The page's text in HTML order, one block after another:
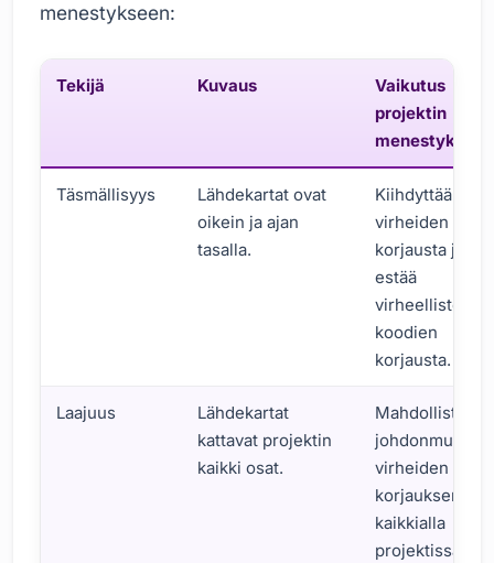
menestykseen:
Tekijä Kuvaus
Vaikutus
projektin
menestykseen
Täsmällisyys
Lähdekartat ovat
oikein ja ajan
tasalla.
Kiihdyttää
virheiden
korjausta ja
estää
virheellisten
koodien
korjausta.
Laajuus
Lähdekartat
kattavat projektin
kaikki osat.
Mahdollistaa
virheiden
korjauksen
kaikkialla
projektissa.